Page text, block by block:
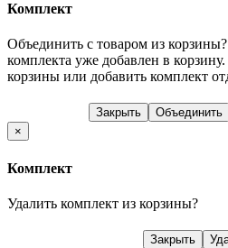
Комплект
Объединить с товаром из корзины?
комплекта уже добавлен в
корзины или добавить комплект
Закрыть Объединить
×
Комплект
Удалить комплект из корзины?
Закрыть